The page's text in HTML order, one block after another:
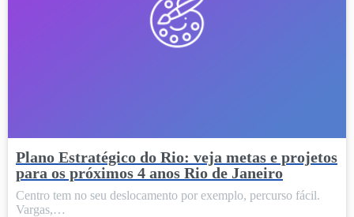
Plano Estratégico do Rio: veja metas e projetos
para os próximos 4 anos Rio de Janeiro
Centro tem no seu deslocamento por exemplo, percurso fácil.
Vargas,…